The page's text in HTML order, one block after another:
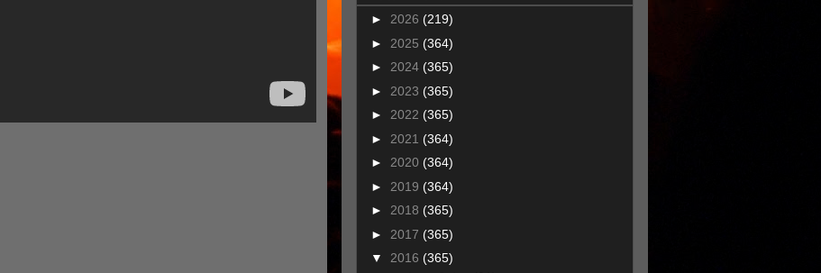
► 2026 (219)
► 2025 (364)
► 2024 (365)
► 2023 (365)
► 2022 (365)
► 2021 (364)
► 2020 (364)
► 2019 (364)
► 2018 (365)
► 2017 (365)
▼ 2016 (365)